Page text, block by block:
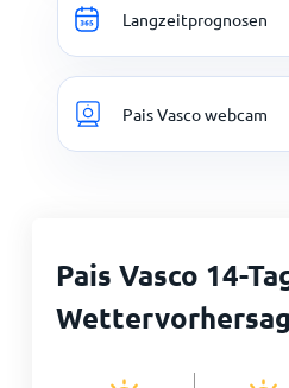
Langzeitprognosen
Pais Vasco webcam
Pais Vasco 14-